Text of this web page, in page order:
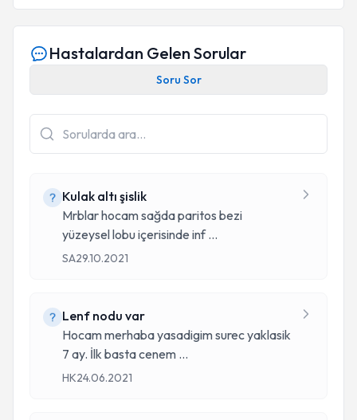
Hastalardan Gelen Sorular
Soru Sor
Kulak altı şislik
Mrblar hocam sağda paritos bezi
yüzeysel lobu içerisinde inf ...
SA29.10.2021
Lenf nodu var
Hocam merhaba yasadigim surec yaklasik
7 ay. İlk basta cenem ...
HK24.06.2021